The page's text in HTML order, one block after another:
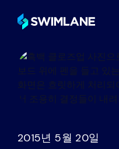
스윔레인이란 무엇
솔루션
제품
2015년 5월 20일